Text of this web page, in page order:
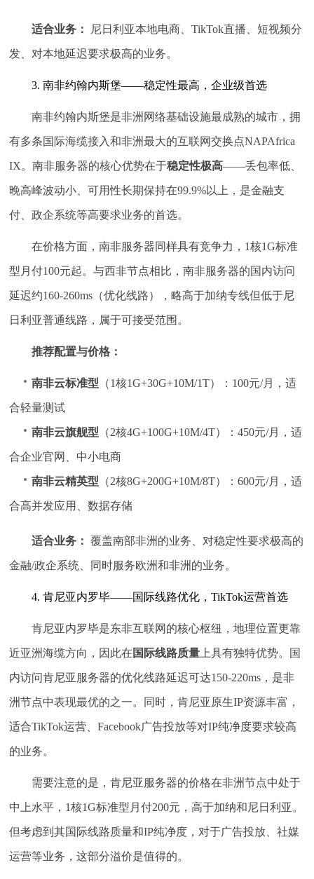
适合业务： 尼日利亚本地电商、TikTok直播、短视频分
发、对本地延迟要求极高的业务。
3. 南非约翰内斯堡——稳定性最高，企业级首选
南非约翰内斯堡是非洲网络基础设施最成熟的城市，拥
有多条国际海缆接入和非洲最大的互联网交换点NAPAfrica
IX。南非服务器的核心优势在于稳定性极高——丢包率低、
晚高峰波动小、可用性长期保持在99.9%以上，是金融支
付、政企系统等高要求业务的首选。
在价格方面，南非服务器同样具有竞争力，1核1G标准
型月付100元起。与西非节点相比，南非服务器的国内访问
延迟约160-260ms（优化线路），略高于加纳专线但低于尼
日利亚普通线路，属于可接受范围。
推荐配置与价格：
南非云标准型 （1核1G+30G+10M/1T）：100元/月，适
合轻量测试
南非云旗舰型 （2核4G+100G+10M/4T）：450元/月，适
合企业官网、中小电商
南非云精英型 （2核8G+200G+10M/8T）：600元/月，适
合高并发应用、数据存储
适合业务： 覆盖南部非洲的业务、对稳定性要求极高的
金融/政企系统、同时服务欧洲和非洲的业务。
4. 肯尼亚内罗毕——国际线路优化，TikTok运营首选
肯尼亚内罗毕是东非互联网的核心枢纽，地理位置更靠
近亚洲海缆方向，因此在 国际线路质量 上具有独特优势。国
内访问肯尼亚服务器的优化线路延迟可达150-220ms，是非
洲节点中表现最优的之一。同时，肯尼亚原生IP资源丰富，
适合TikTok运营、Facebook广告投放等对IP纯净度要求较高
的业务。
需要注意的是，肯尼亚服务器的价格在非洲节点中处于
中上水平，1核1G标准型月付200元，高于加纳和尼日利亚。
但考虑到其国际线路质量和IP纯净度，对于广告投放、社媒
运营等业务，这部分溢价是值得的。